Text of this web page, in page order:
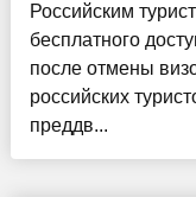
Российским
бесплатного
после отмены
российских
преддв...